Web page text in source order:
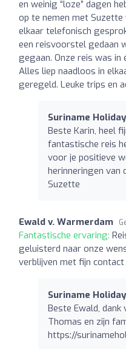
en weinig “loze” dagen
op te nemen met Suzette
elkaar telefonisch
een reisvoorstel gedaan
gegaan. Onze reis was in
Alles liep naadloos in
geregeld. Leuke trips en
Suriname
Beste Karin, heel
fantastische reis
voor je positieve
herinneringen van
Suzette
Ewald v. Warmerdam
Fantastische ervaring:
geluisterd naar onze
verblijven met fijn
Suriname
Beste Ewald,
Thomas en zijn
https://